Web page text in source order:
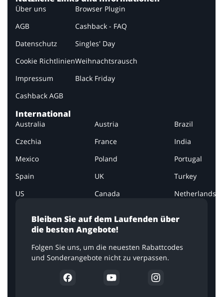
Bleiben Sie auf dem Laufenden über
die besten Angebote!
Folgen Sie uns, um die neuesten Rabattcodes
und Sonderangebote nicht zu verpassen.
Über uns
AGB
Datenschutz
Cookie Richtlinien
Impressum
Cashback AGB
Browser Plugin
Cashback - FAQ
Singles' Day
Weihnachtsrausch
Black Friday
International
Australia Austria
Brazil
Czechia
France
India
Mexico
Poland
Portugal
Spain
UK
Turkey
US
Canada Netherlands